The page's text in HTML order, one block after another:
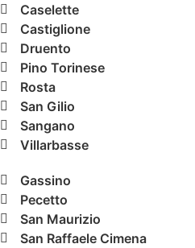
Caselette
Castiglione
Druento
Pino Torinese
Rosta
San Gilio
Sangano
Villarbasse
Gassino
Pecetto
San Maurizio
San Raffaele Cimena